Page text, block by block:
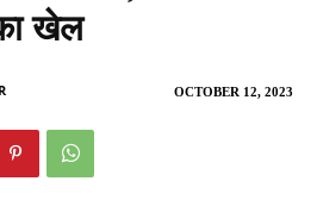
खेल
OCTOBER 12, 2023